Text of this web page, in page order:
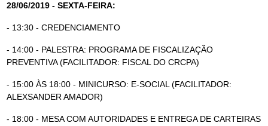
28/06/2019 - SEXTA-FEIRA:
- 13:30 - CREDENCIAMENTO
- 14:00 - PALESTRA: PROGRAMA DE FISCALIZAÇÃO
PREVENTIVA (FACILITADOR: FISCAL DO CRCPA)
- 15:00 ÀS 18:00 - MINICURSO: E-SOCIAL (FACILITADOR:
ALEXSANDER AMADOR)
- 18:00 - MESA COM AUTORIDADES E ENTREGA DE CARTEIRAS